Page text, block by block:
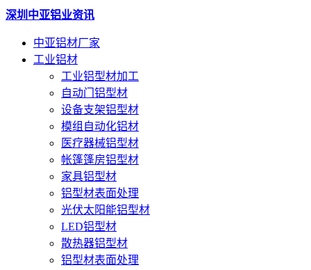
深圳中亚铝业资讯
中亚铝材厂家
工业铝材
工业铝型材加工
自动门铝型材
设备支架铝型材
模组自动化铝材
医疗器械铝型材
帐篷篷房铝型材
家具铝型材
铝型材表面处理
光伏太阳能铝型材
LED铝型材
散热器铝型材
铝型材表面处理